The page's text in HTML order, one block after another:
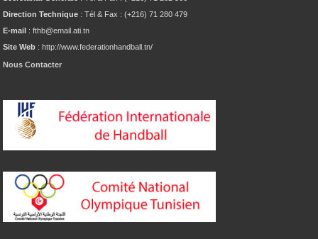
Direction Technique : Tél & Fax : (+216) 71 280 479
E-mail : fthb@email.ati.tn
Site Web : http://www.federationhandball.tn/
Nous Contacter